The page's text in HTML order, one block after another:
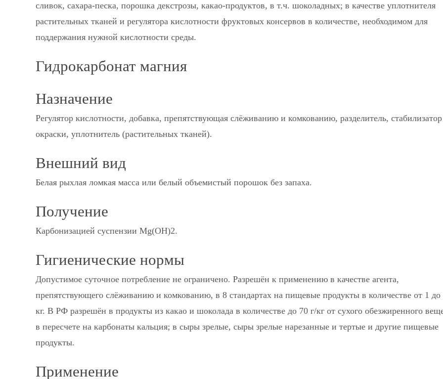
сливок, сахара-песка, порошка декстрозы, какао-продуктов, в т.ч. шоколадных; в качестве уплотнителя
растительных тканей и регулятора кислотности фруктовых консервов в количестве, необходимом для
поддержания нужной кислотности среды.
Гидрокарбонат магния
Назначение
Регулятор кислотности, добавка, препятствующая слёживанию и комкованию, разделитель, стабилизатор
окраски, уплотнитель (растительных тканей).
Внешний вид
Белая рыхлая ломкая масса или белый объемистый порошок без запаха.
Получение
Карбонизацией суспензии Mg(OH)2.
Гигиенические нормы
Допустимое суточное потребление не ограничено. Разрешён к применению в качестве агента,
препятствующего слёживанию и комкованию, в 8 стандартах на пищевые продукты в количестве от 1 до
кг. В РФ разрешён в продукты из какао и шоколада в количестве до 70 г/кг от сухого обезжиренного
в пересчете на карбонаты кальция; в сыры зрелые, сыры зрелые нарезанные и тертые и другие пищевые
продукты.
Применение